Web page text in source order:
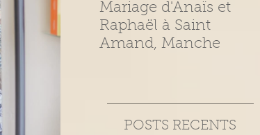
Mariage d'Anaïs et
Raphaël à Saint
Amand, Manche
POSTS RECENTS